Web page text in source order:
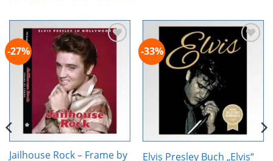
-27%
Wunschliste
hinzufügen
Jailhouse Rock – Frame by
-33%
Zur
Elvis Presley Buch „Elvis“